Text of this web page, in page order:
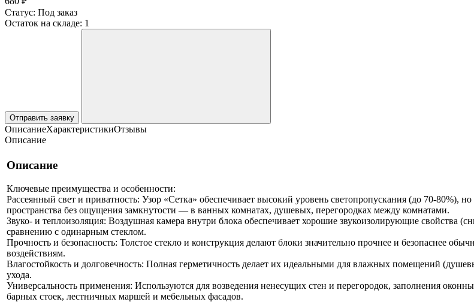
Статус: Под заказ
Остаток на складе: 1
Отправить заявку
ОписаниеХарактеристикиОтзывы
Описание
Описание
Ключевые преимущества и особенности:
Рассеянный свет и приватность: Узор «Сетка» обеспечивает высокий уровень светопропускания (до 70-80%),
пространства без ощущения замкнутости — в ванных комнатах, душевых, перегородках между комнатами.
Звуко- и теплоизоляция: Воздушная камера внутри блока обеспечивает хорошие звукоизолирующие свойства
сравнению с одинарным стеклом.
Прочность и безопасность: Толстое стекло и конструкция делают блоки значительно прочнее и безопаснее
воздействиям.
Влагостойкость и долговечность: Полная герметичность делает их идеальными для влажных помещений
ухода.
Универсальность применения: Используются для возведения ненесущих стен и перегородок, заполнения
барных стоек, лестничных маршей и мебельных фасадов.